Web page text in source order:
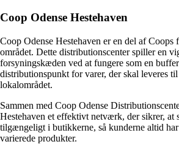
Coop Odense Hestehaven
Coop Odense Hestehaven er en del af Coops
området. Dette distributionscenter spiller en
forsyningskæden ved at fungere som en
distributionspunkt for varer, der skal leveres
lokalområdet.
Sammen med Coop Odense
Hestehaven et effektivt netværk, der sikrer, at
tilgængeligt i butikkerne, så kunderne altid
varierede produkter.